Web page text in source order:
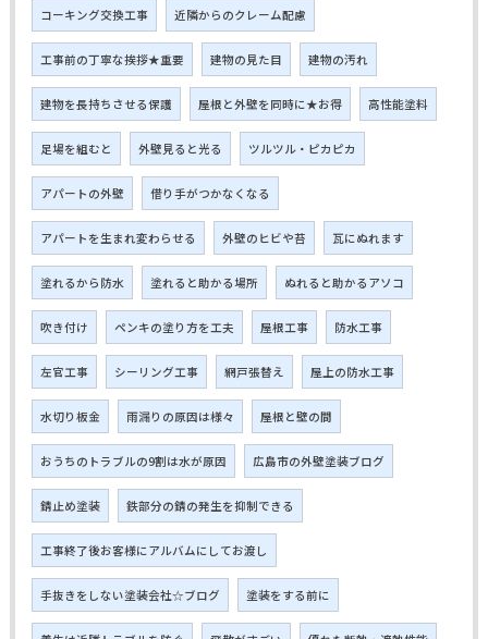
コーキング交換工事 近隣からのクレーム配慮
工事前の丁寧な挨拶★重要 建物の見た目 建物の汚れ
建物を長持ちさせる保護 屋根と外壁を同時に★お得 高性能塗料
足場を組むと 外壁見ると光る ツルツル・ピカピカ
アパートの外壁 借り手がつかなくなる
アパートを生まれ変わらせる 外壁のヒビや苔 瓦にぬれます
塗れるから防水 塗れると助かる場所 ぬれると助かるアソコ
吹き付け ペンキの塗り方を工夫 屋根工事 防水工事
左官工事 シーリング工事 網戸張替え 屋上の防水工事
水切り板金 雨漏りの原因は様々 屋根と壁の間
おうちのトラブルの9割は水が原因 広島市の外壁塗装ブログ
錆止め塗装 鉄部分の錆の発生を抑制できる
工事終了後お客様にアルバムにしてお渡し
手抜きをしない塗装会社☆ブログ 塗装をする前に